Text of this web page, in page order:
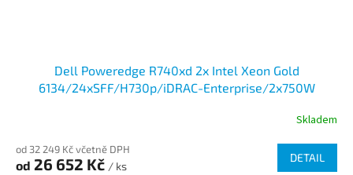
Dell Poweredge R740xd 2x Intel Xeon Gold
6134/24xSFF/H730p/iDRAC-Enterprise/2x750W
Skladem
od 32 249 Kč včetně DPH
od 26 652 Kč / ks
DETAIL